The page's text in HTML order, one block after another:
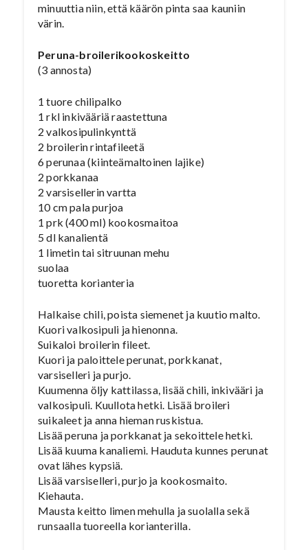
minuuttia niin, että käärön pinta saa kauniin
värin.
Peruna-broilerikookoskeitto
(3 annosta)
1 tuore chilipalko
1 rkl inkivääriä raastettuna
2 valkosipulinkynttä
2 broilerin rintafileetä
6 perunaa (kiinteämaltoinen lajike)
2 porkkanaa
2 varsisellerin vartta
10 cm pala purjoa
1 prk (400 ml) kookosmaitoa
5 dl kanalientä
1 limetin tai sitruunan mehu
suolaa
tuoretta korianteria
Halkaise chili, poista siemenet ja kuutio malto.
Kuori valkosipuli ja hienonna.
Suikaloi broilerin fileet.
Kuori ja paloittele perunat, porkkanat,
varsiselleri ja purjo.
Kuumenna öljy kattilassa, lisää chili, inkivääri ja
valkosipuli. Kuullota hetki. Lisää broileri
suikaleet ja anna hieman ruskistua.
Lisää peruna ja porkkanat ja sekoittele hetki.
Lisää kuuma kanaliemi. Hauduta kunnes perunat
ovat lähes kypsiä.
Lisää varsiselleri, purjo ja kookosmaito.
Kiehauta.
Mausta keitto limen mehulla ja suolalla sekä
runsaalla tuoreella korianterilla.